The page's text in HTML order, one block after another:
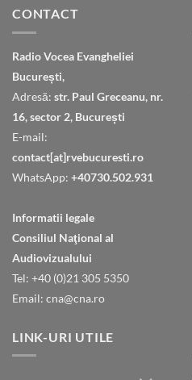
CONTACT
Radio Vocea Evangheliei
București,
Adresă: str. Paul Greceanu, nr.
16, sector 2, București
E-mail:
contact[at]rvebucuresti.ro
WhatsApp: +40730.502.931
Informatii legale
Consiliul Naţional al
Audiovizualului
Tel: +40 (0)21 305 5350
Email: cna@cna.ro
LINK-URI UTILE